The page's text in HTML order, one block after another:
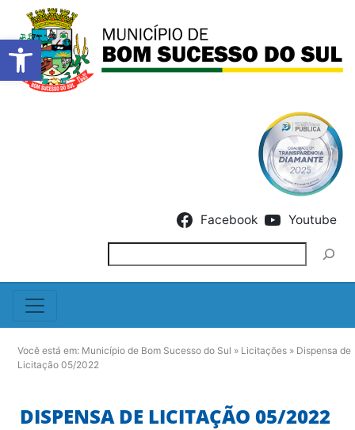
Barra de Ferramentas
Facebook Youtube
Você está em: Município de Bom Sucesso do Sul » Licitações » Dispensa de
Licitação 05/2022
DISPENSA DE LICITAÇÃO 05/2022